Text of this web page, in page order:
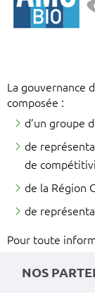
La gouvernance
composée :
d’un groupe
de
de
de la Région
de
Pour toute
NOS